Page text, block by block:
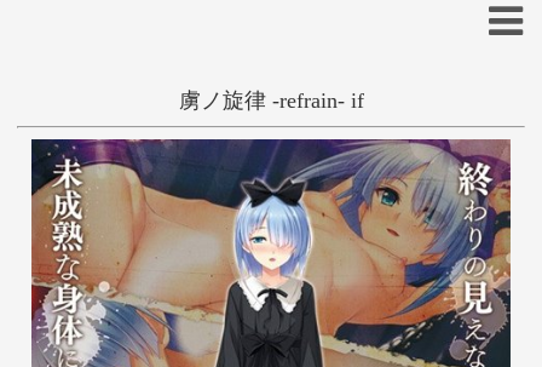
あ い う え お
か く け こ
さ し す そ
た ち つ て と
虜ノ旋律 -refrain- if
抜きゲー
ロリ 調教
輪姦 の歯